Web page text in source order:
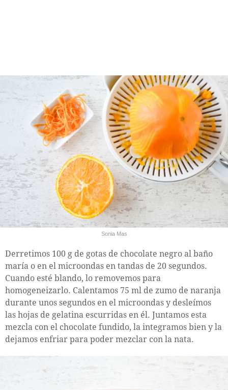
Sonia Mas
Derretimos 100 g de gotas de chocolate negro al baño
maría o en el microondas en tandas de 20 segundos.
Cuando esté blando, lo removemos para
homogeneizarlo. Calentamos 75 ml de zumo de naranja
durante unos segundos en el microondas y desleímos
las hojas de gelatina escurridas en él. Juntamos esta
mezcla con el chocolate fundido, la integramos bien y la
dejamos enfriar para poder mezclar con la nata.